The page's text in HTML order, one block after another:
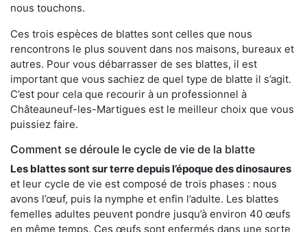
nous touchons.
Ces trois espèces de blattes sont celles que nous
rencontrons le plus souvent dans nos maisons, bureaux et
autres. Pour vous débarrasser de ses blattes, il est
important que vous sachiez de quel type de blatte il s’agit.
C’est pour cela que recourir à un professionnel à
Châteauneuf-les-Martigues est le meilleur choix que vous
puissiez faire.
Comment se déroule le cycle de vie de la blatte
Les blattes sont sur terre depuis l’époque des dinosaures
et leur cycle de vie est composé de trois phases : nous
avons l’œuf, puis la nymphe et enfin l’adulte. Les blattes
femelles adultes peuvent pondre jusqu’à environ 40 œufs
en même temps. Ces œufs sont enfermés dans une sorte